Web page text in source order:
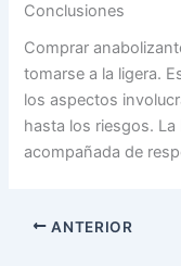
Conclusiones
Comprar
tomarse a la ligera.
los aspectos
hasta los riesgos.
acompañada de
ANTERIOR